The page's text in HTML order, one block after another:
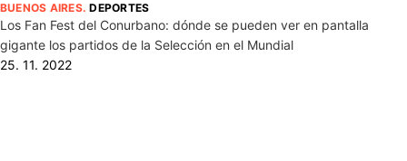
BUENOS AIRES.DEPORTES
Los Fan Fest del Conurbano: dónde se pueden ver en pantalla
gigante los partidos de la Selección en el Mundial
25. 11. 2022